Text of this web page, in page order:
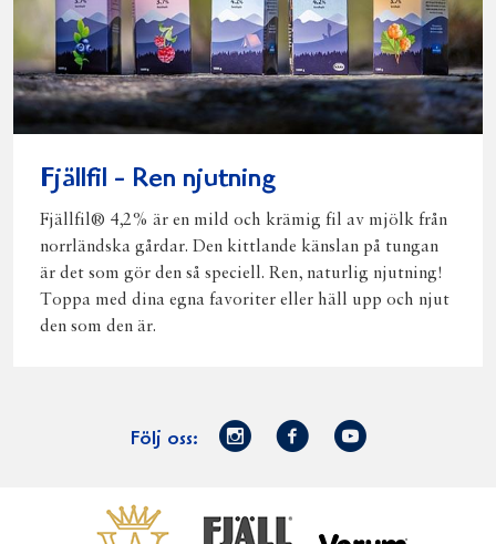
Fjällfil - Ren njutning
Fjällfil® 4,2% är en mild och krämig fil av mjölk från
norrländska gårdar. Den kittlande känslan på tungan
är det som gör den så speciell. Ren, naturlig njutning!
Toppa med dina egna favoriter eller häll upp och njut
den som den är.
Följ oss:
Norrmejerier
Facebook
Youtube
VästerbottensostFjällfil